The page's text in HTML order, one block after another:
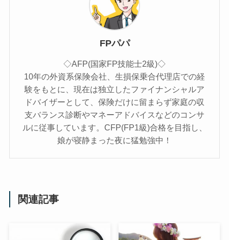
FPパパ
◇AFP(国家FP技能士2級)◇
10年の外資系保険会社、生損保乗合代理店での経
験をもとに、現在は独立したファイナンシャルア
ドバイザーとして、保険だけに留まらず家庭の収
支バランス診断やマネーアドバイスなどのコンサ
ルに従事しています。CFP(FP1級)合格を目指し、
娘が寝静まった夜に猛勉強中！
関連記事